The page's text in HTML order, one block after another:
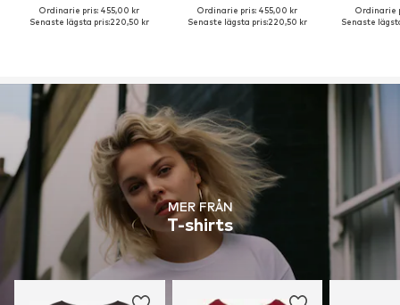
Ordinarie pris: 455,00 kr
Senaste lägsta pris:220,50 kr
Ordinarie pris: 455,00 kr
Senaste lägsta pris:220,50 kr
Ordinarie
Senaste
MER FRÅN
T-shirts